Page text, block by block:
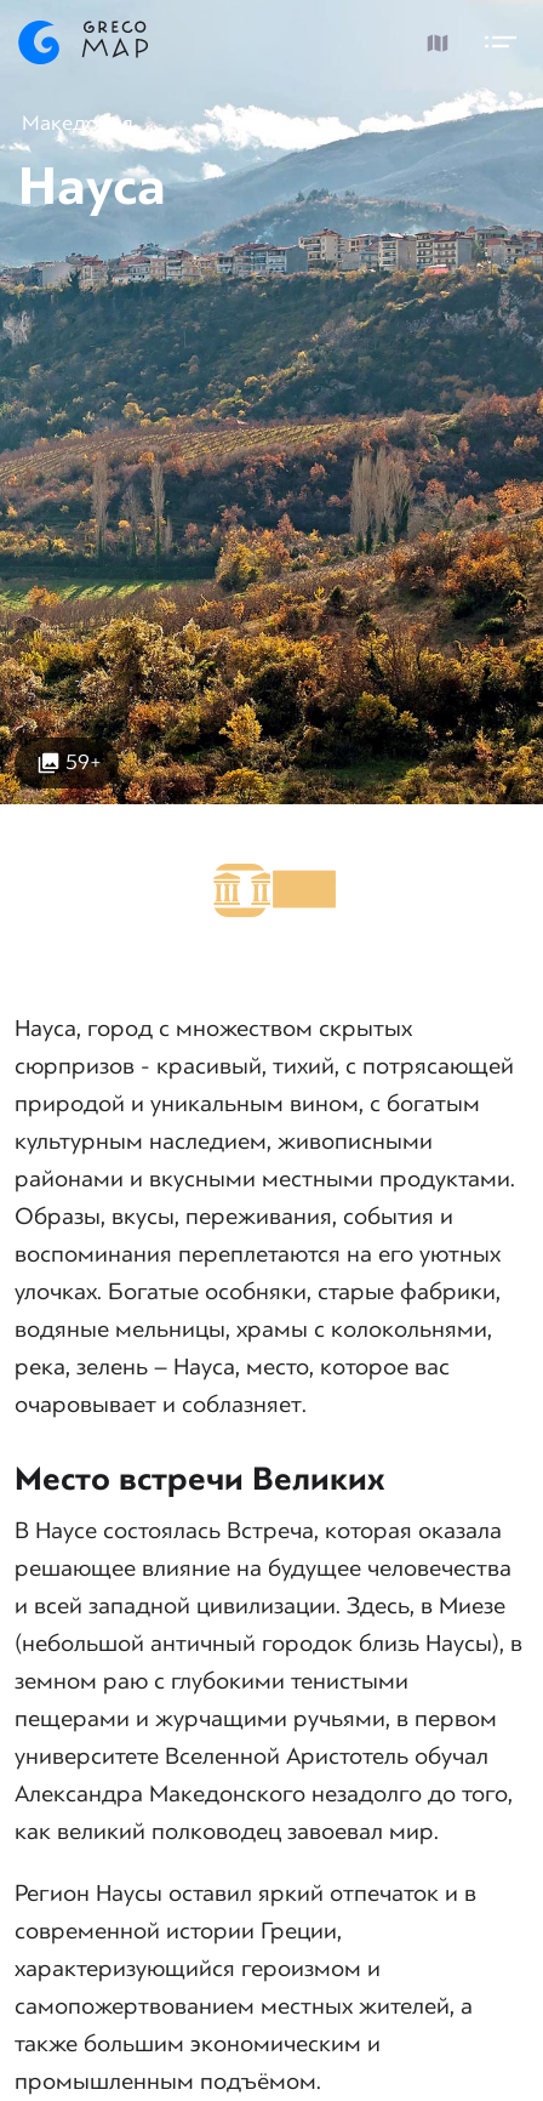
Македония
Науса
59+
Науса, город с множеством скрытых
сюрпризов - красивый, тихий, с потрясающей
природой и уникальным вином, с богатым
культурным наследием, живописными
районами и вкусными местными продуктами.
Образы, вкусы, переживания, события и
воспоминания переплетаются на его уютных
улочках. Богатые особняки, старые фабрики,
водяные мельницы, храмы с колокольнями,
река, зелень – Науса, место, которое вас
очаровывает и соблазняет.
Место встречи Великих
В Наусе состоялась Встреча, которая оказала
решающее влияние на будущее человечества
и всей западной цивилизации. Здесь, в Миезе
(небольшой античный городок близь Наусы), в
земном раю с глубокими тенистыми
пещерами и журчащими ручьями, в первом
университете Вселенной Аристотель обучал
Александра Македонского незадолго до того,
как великий полководец завоевал мир.
Регион Наусы оставил яркий отпечаток и в
современной истории Греции,
характеризующийся героизмом и
самопожертвованием местных жителей, а
также большим экономическим и
промышленным подъёмом.